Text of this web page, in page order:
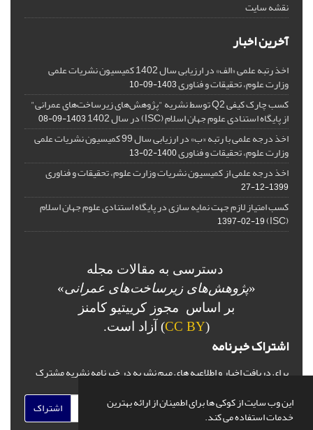
این وب سایت از کوکی ها برای اطمینان از ارائه بهترین
خدمات استفاده می کند.
نقشه سایت
آخرین اخبار
اخذ رتبه علمی «الف» در ارزیابی سال 1402 کمیسیون نشریات علمی
وزارت علوم، تحقیقات و فناوری1403-09-10
کسب چارک کیفی Q2 توسط نشریه "پژوهش‌های زیرساخت‌های عمرانی"
از پایگاه استنادی علوم جهان اسلام (ISC) در سال 1402 1403-09-08
اخذ درجه علمی با رتبه «ب» در ارزیابی سال 99 کمیسیون نشریات علمی
وزارت علوم، تحقیقات و فناوری1400-02-13
اخذ درجه علمی از کمیسیون نشریات وزارت علوم، تحقیقات و فناوری
1399-12-27
کسب امتیاز لازم جهت نمایه سازی در پایگاه استنادی علوم جهان اسلام
(ISC)
1397-02-19
دسترسی به مقالات مجله
«پژوهش‌های زیرساخت‌های عمرانی»
بر اساس مجوز کرییتیو کامنز
(
CC BY) آزاد است.
اشتراک خبرنامه
برای دریافت اخبار و اطلاعیه های مهم نشریه در خبرنامه نشریه مشترک
اشتراک